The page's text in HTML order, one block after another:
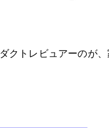
クトレビュアーの